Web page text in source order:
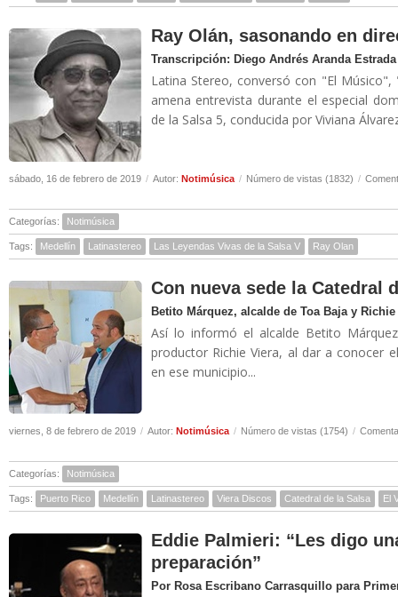
Ray Olán, sasonando en
Transcripción: Diego Andrés Aranda Estrada
Latina Stereo, conversó con "El
amena entrevista durante el especial
de la Salsa 5, conducida por Viviana
sábado, 16 de febrero de 2019 / Autor: Notimúsica / Número de vistas (1832) /
Categorías: Notimúsica
Tags: Medellín Latinastereo Las Leyendas Vivas de la Salsa V Ray Olan
Con nueva sede la Catedral
Betito Márquez, alcalde de Toa Baja y
Así lo informó el alcalde Betito
productor Richie Viera, al dar a conocer
en ese municipio...
viernes, 8 de febrero de 2019 / Autor: Notimúsica / Número de vistas (1754) /
Categorías: Notimúsica
Tags: Puerto Rico Medellín Latinastereo Viera Discos Catedral de la Salsa El
Eddie Palmieri: “Les digo
preparación”
Por Rosa Escribano Carrasquillo para